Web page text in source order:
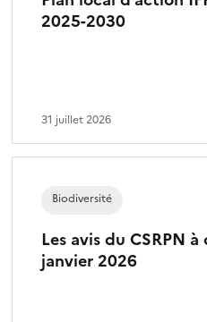
2025-2030
31 juillet 2026
Les avis du CSRPN
janvier 2026
Biodiversité